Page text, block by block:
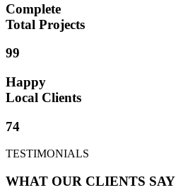
Complete
Total Projects
99
Happy
Local Clients
74
TESTIMONIALS
WHAT OUR CLIENTS SAY